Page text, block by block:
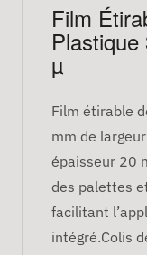
Film
µ
Film étirable
mm de
épaisseur 20
des palettes
facilitant
intégré.Colis